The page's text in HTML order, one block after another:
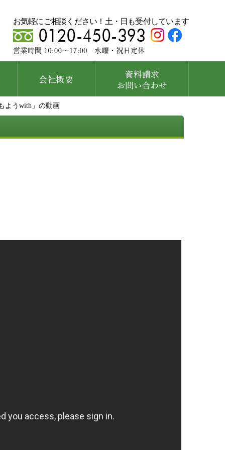
お気軽にご相談ください！土・日も受付しています
ようwith」の動画